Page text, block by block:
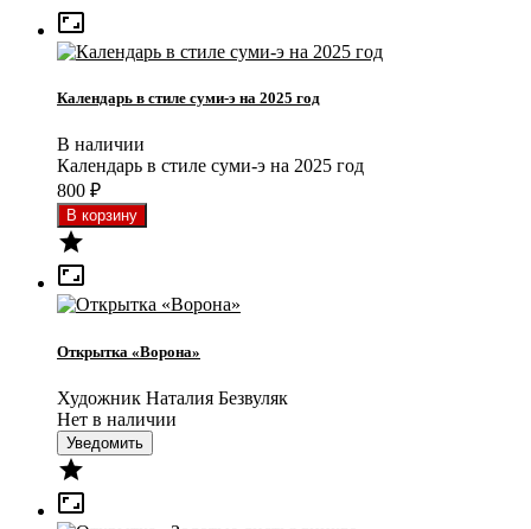

Календарь в стиле суми-э на 2025 год
В наличии
Календарь в стиле суми-э на 2025 год
800 ₽


Открытка «Ворона»
Художник Наталия Безвуляк
Нет в наличии
Уведомить

